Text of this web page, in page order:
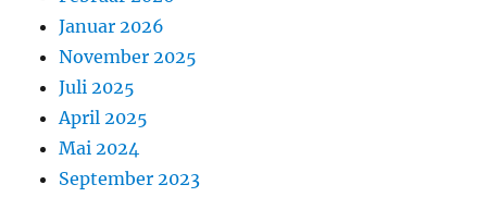
Januar 2026
November 2025
Juli 2025
April 2025
Mai 2024
September 2023